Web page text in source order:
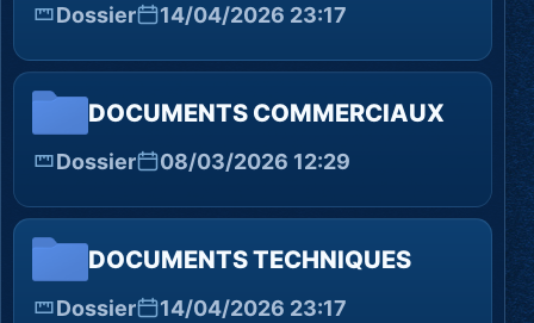
Dossier 14/04/2026 23:17
DOCUMENTS COMMERCIAUX
Dossier 08/03/2026 12:29
DOCUMENTS TECHNIQUES
Dossier 14/04/2026 23:17